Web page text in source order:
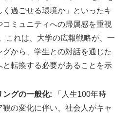
過ごせる環境か」といったキ
コミュニティへの帰属感を重視
これは、大学の広報戦略が、一
から、学生との対話を通じた
と転換する必要があることを示
ングの一般化: 「人生100年時
の変化に伴い、社会人がキャ